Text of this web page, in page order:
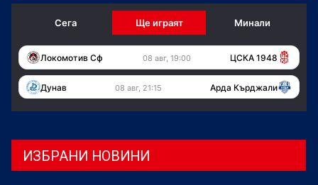
Сега Ще играят Минали
Локомотив Сф 08 авг, 19:00 ЦСКА 1948
Дунав 08 авг, 21:15 Арда Кърджали
ИЗБРАНИ НОВИНИ